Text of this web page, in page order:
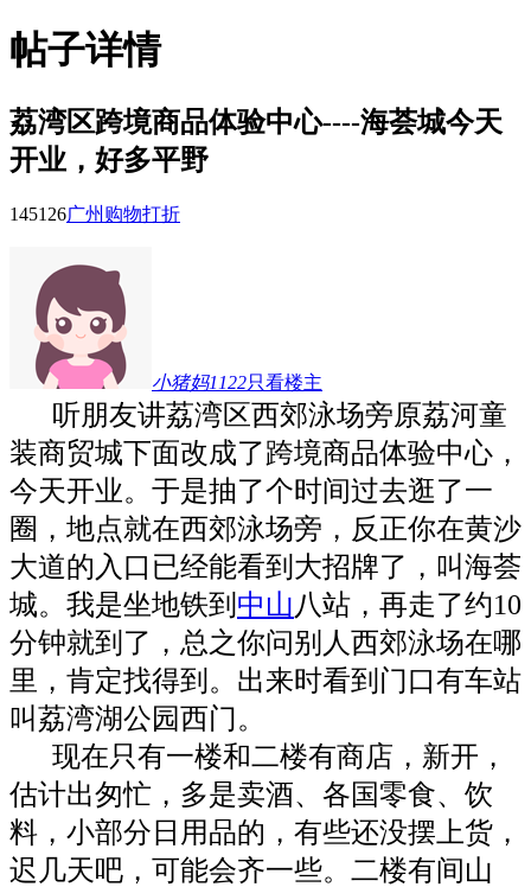
帖子详情
荔湾区跨境商品体验中心----海荟城今天
开业，好多平野
145126广州购物打折
小猪妈1122只看楼主
听朋友讲荔湾区西郊泳场旁原荔河童
装商贸城下面改成了跨境商品体验中心，
今天开业。于是抽了个时间过去逛了一
圈，地点就在西郊泳场旁，反正你在黄沙
大道的入口已经能看到大招牌了，叫海荟
城。我是坐地铁到 中山八站，再走了约10
分钟就到了，总之你问别人西郊泳场在哪
里，肯定找得到。出来时看到门口有车站
叫荔湾湖公园西门。
现在只有一楼和二楼有商店，新开，
估计出匆忙，多是卖酒、各国零食、饮
料，小部分日用品的，有些还没摆上货，
迟几天吧，可能会齐一些。二楼有间山